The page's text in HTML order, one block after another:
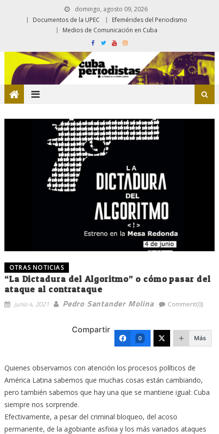
domingo, agosto 09, 2026
Documentos de la UPEC
Efemérides del Periodismo
Medios de Comunicación en Cuba
OTRAS NOTICIAS
“La Dictadura del Algoritmo” o cómo pasar del
ataque al contrataque
junio 4, 2021 Pedro Santander Molina Comment(0)
Compartir
0 Más
Quienes observamos con atención los procesos políticos de
América Latina sabemos que muchas cosas están cambiando,
pero también sabemos que hay una que se mantiene igual: Cuba
siempre nos sorprende.
Efectivamente, a pesar del criminal bloqueo, del acoso
permanente, de la agobiante asfixia y los más variados ataques